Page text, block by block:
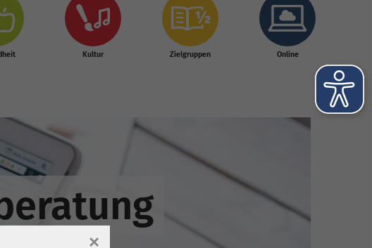
Kultur Zielgruppen Online
×